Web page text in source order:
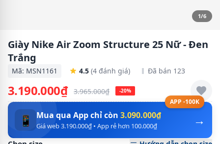
1/6
Giày Nike Air Zoom Structure 25 Nữ - Đen
Trắng
Mã: MSN1161 4.5 (4 đánh giá) Đã bán 123
3.190.000₫ 3.965.000₫ -20%
APP -100K
→
📱 Mua qua App chỉ còn 3.090.000₫
Giá web 3.190.000₫ • App rẻ hơn 100.000₫